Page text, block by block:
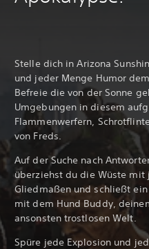
Stelle dich in Arizona
und jeder Menge Humor
Befreie die von der Sonne
Umgebungen in diesem
Flammenwerfern,
von Freds.
Auf der Suche nach
überziehst du die Wüste
Gliedmaßen und schließt
mit dem Hund Buddy,
ansonsten trostlosen Welt.
Spüre jede Explosion und